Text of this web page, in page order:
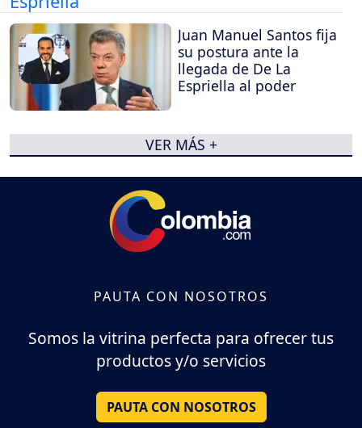
Juan Manuel Santos fija
su postura ante la
llegada de De La
Espriella al poder
VER MÁS +
PAUTA CON NOSOTROS
Somos la vitrina perfecta para ofrecer tus
productos y/o servicios
PAUTA CON NOSOTROS